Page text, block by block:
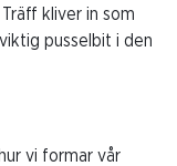
kliver in som
pusselbit i den
vi formar vår